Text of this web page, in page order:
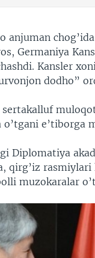
anjuman
Germaniya
Kansler
dodho”
sertakalluf
o’tgani e’tiborga
Diplomatiya
qirg’iz rasmiylari
muzokaralar